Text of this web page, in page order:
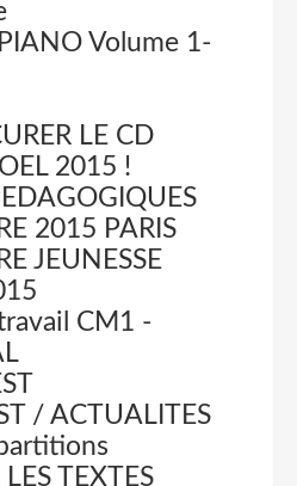
Volume 1-
LE CD
2015 !
2015 PARIS
JEUNESSE
CM1 -
/ ACTUALITES
TEXTES